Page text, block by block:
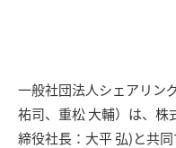
一般社団法人シェアリン
祐司、重松 大輔）は、株
締役社長：大平 弘)と共